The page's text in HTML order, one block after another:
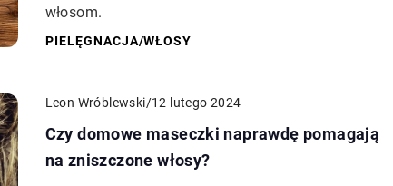
włosom.
PIELĘGNACJA/WŁOSY
Leon Wróblewski/12 lutego 2024
Czy domowe maseczki naprawdę pomagają
na zniszczone włosy?